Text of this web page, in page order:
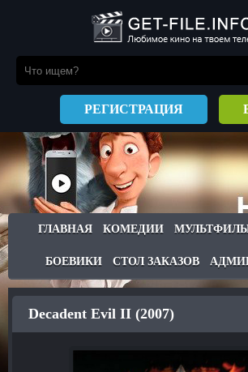
РЕГИСТРАЦИЯ
ГЛАВНАЯ КОМЕДИИ
БОЕВИКИ СТОЛ ЗАКАЗОВ
Decadent Evil II (2007)